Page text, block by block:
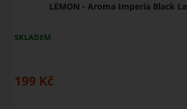
LEMON - Aroma Imperia Black
SKLADEM
199 Kč